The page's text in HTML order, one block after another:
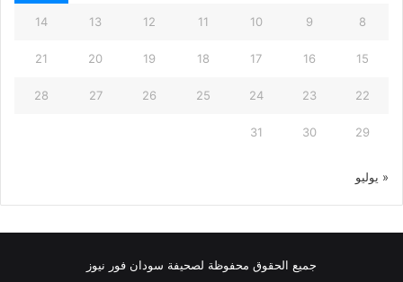
8
9
10
11
12
13
14
15
16
17
18
19
20
21
22
23
24
25
26
27
28
29
30
31
« يوليو
جميع الحقوق محفوظة لصحيفة سودان فور نيوز